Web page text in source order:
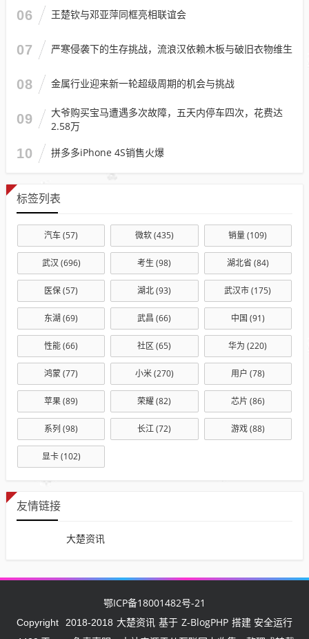
06 王楚钦与邓亚萍同框亮相联谊会
07 严寒侵袭下的生存挑战，流浪汉依赖木板与破旧衣物维生
08 金属行业迎来新一轮超级周期的机会与挑战
09
大爷购买宝马遭遇多次故障，五天内停车四次，花费达
2.58万
10 拼多多iPhone 4S销售火爆
标签列表
汽车(57) 微软(435) 销量(109)
武汉 (696) 考生 (98) 湖北省 (84)
医保(57) 湖北(93) 武汉市(175)
东湖 (69) 武昌 (66) 中国 (91)
性能(66) 社区 (65) 华为 (220)
鸿蒙(77) 小米(270) 用户 (78)
苹果(89) 荣耀(82) 芯片 (86)
系列 (98) 长江(72) 游戏(88)
显卡(102)
友情链接
大楚资讯
鄂ICP备18001482号-21
Copyright 2018-2018 大楚资讯 基于 Z-BlogPHP 搭建 安全运行